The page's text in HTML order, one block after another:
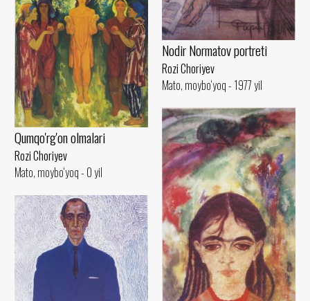
Nodir Normatov portreti
Rozi Choriyev
Mato, moybo‘yoq - 1977 yil
Qumqo'rg'on olmalari
Rozi Choriyev
Mato, moybo‘yoq - 0 yil